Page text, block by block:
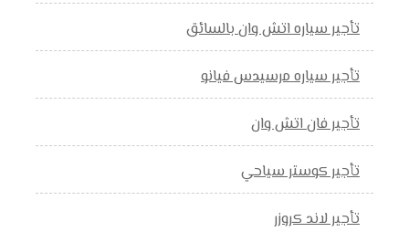
تأجير سياره اتش وان بالسائق
تأجير سياره مرسيدس فيانو
تأجير فان اتش وان
تأجير كوستر سياحي
تأجير لاند كروزر